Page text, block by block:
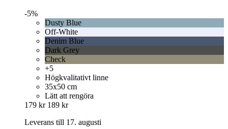
-5%
Dusty Blue
Off-White
Denim Blue
Dark Grey
Check
+5
Högkvalitativt linne
35x50 cm
Lätt att rengöra
179 kr 189 kr
Leverans till 17. augusti